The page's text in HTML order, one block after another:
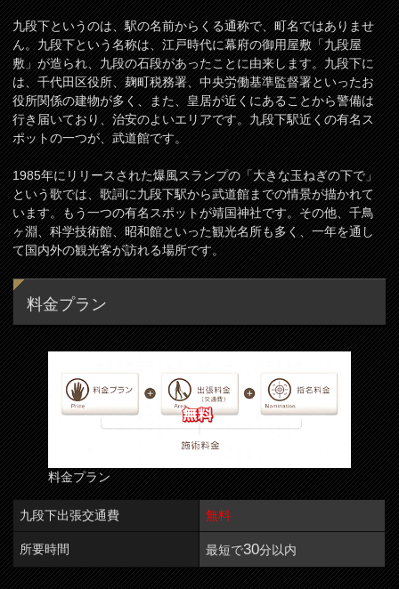
九段下というのは、駅の名前からくる通称で、町名ではありませ
ん。九段下という名称は、江戸時代に幕府の御用屋敷「九段屋
敷」が造られ、九段の石段があったことに由来します。九段下に
は、千代田区役所、麹町税務署、中央労働基準監督署といったお
役所関係の建物が多く、また、皇居が近くにあることから警備は
行き届いており、治安のよいエリアです。九段下駅近くの有名ス
ポットの一つが、武道館です。
1985年にリリースされた爆風スランプの「大きな玉ねぎの下で」
という歌では、歌詞に九段下駅から武道館までの情景が描かれて
います。もう一つの有名スポットが靖国神社です。その他、千鳥
ヶ淵、科学技術館、昭和館といった観光名所も多く、一年を通し
て国内外の観光客が訪れる場所です。
料金プラン
料金プラン
九段下出張交通費 無料
所要時間 最短で30分以内